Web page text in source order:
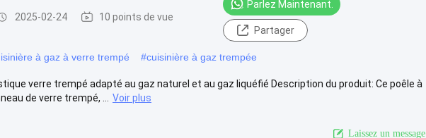
2025-02-24 10 points de vue
Parlez Maintenant.
Partager
à gaz à verre trempé #cuisinière à gaz trempée
verre trempé adapté au gaz naturel et au gaz liquéfié Description du produit: Ce poêle à
de verre trempé, ...
Voir plus
Laissez un message.